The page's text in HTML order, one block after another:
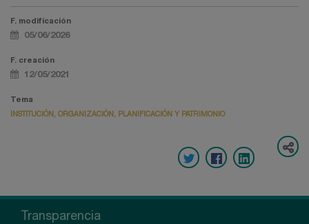
F. modificación
05/06/2026
F. creación
12/05/2021
Tema
INSTITUCIÓN, ORGANIZACIÓN, PLANIFICACIÓN Y PATRIMONIO
Transparencia